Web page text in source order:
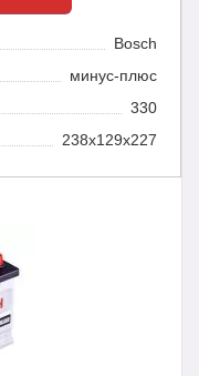
Bosch
минус-плюс
330
238x129x227